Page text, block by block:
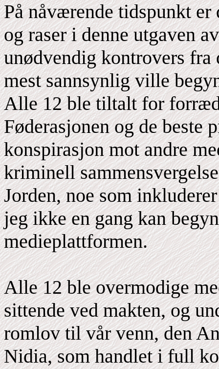
På nåværende tidspunkt er
og raser i denne utgaven
unødvendig kontrovers fra
mest sannsynlig ville
Alle 12 ble tiltalt for
Føderasjonen og de beste
konspirasjon mot andre
kriminell
Jorden, noe som
jeg ikke en gang kan
medieplattformen.
Alle 12 ble overmodige
sittende ved makten, og
romlov til vår venn, den
Nidia, som handlet i full